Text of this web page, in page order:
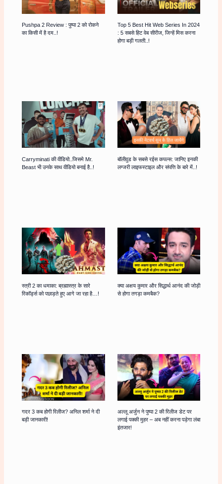
Pushpa 2 Review : पुष्पा 2 को रोकने
का किसी में है दम..!
Top 5 Best Hit Web Series In 2024
: 5 सबसे हिट वेब सीरीज, जिन्हें मिस करना
होगा बड़ी गलती..!
Carryminati की वीडियो..जिसमे Mr.
Beast भी उनके साथ वीडियो बनाई है..!
बॉलीवुड के सबसे रईस कपल्स: जानिए इनकी
लग्जरी लाइफस्टाइल और संपत्ति के बारे में..!
स्त्री 2 का धमाका: ब्रह्मास्त्र के सारे
रिकॉर्ड्स को पछाड़ते हुए आगे जा रहा है…!
क्या अक्षय कुमार और सिद्धार्थ आनंद की जोड़ी
से होगा तगड़ा कमबैक?
गदर 3 कब होगी रिलीज? अनिल शर्मा ने दी
बड़ी जानकारी!
अल्लू अर्जुन ने पुष्पा 2 की रिलीज डेट पर
लगाई पक्की मुहर – अब नहीं करना पड़ेगा लंबा
इंतजार!